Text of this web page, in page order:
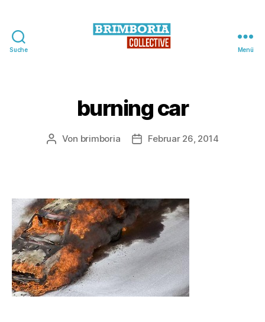
Suche Menü
burning car
Beitragsautor
Von brimboria Beitragsdatum
Februar 26, 2014